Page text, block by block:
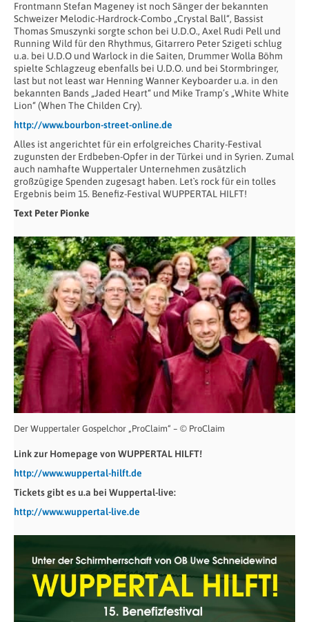
Frontmann Stefan Mageney ist noch Sänger der bekannten
Schweizer Melodic-Hardrock-Combo „Crystal Ball“, Bassist
Thomas Smuszynki sorgte schon bei U.D.O., Axel Rudi Pell und
Running Wild für den Rhythmus, Gitarrero Peter Szigeti schlug
u.a. bei U.D.O und Warlock in die Saiten, Drummer Wolla Böhm
spielte Schlagzeug ebenfalls bei U.D.O. und bei Stormbringer,
last but not least war Henning Wanner Keyboarder u.a. in den
bekannten Bands „Jaded Heart“ und Mike Tramp’s „White White
Lion“ (When The Childen Cry).
http://www.bourbon-street-online.de
Alles ist angerichtet für ein erfolgreiches Charity-Festival
zugunsten der Erdbeben-Opfer in der Türkei und in Syrien. Zumal
auch namhafte Wuppertaler Unternehmen zusätzlich
großzügige Spenden zugesagt haben. Let`s rock für ein tolles
Ergebnis beim 15. Benefiz-Festival WUPPERTAL HILFT!
Text Peter Pionke
Der Wuppertaler Gospelchor „ProClaim“ – © ProClaim
Link zur Homepage von WUPPERTAL HILFT!
http://www.wuppertal-hilft.de
Tickets gibt es u.a bei Wuppertal-live:
http://www.wuppertal-live.de